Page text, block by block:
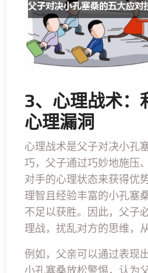
3、心理战术：
心理漏洞
心理战术是父子对决小孔
巧，父子通过巧妙地施压
对手的心理状态来获得优
理智且经验丰富的小孔塞
不足以获胜。因此，父子
理战，扰乱对方的思维，
例如，父亲可以通过表现